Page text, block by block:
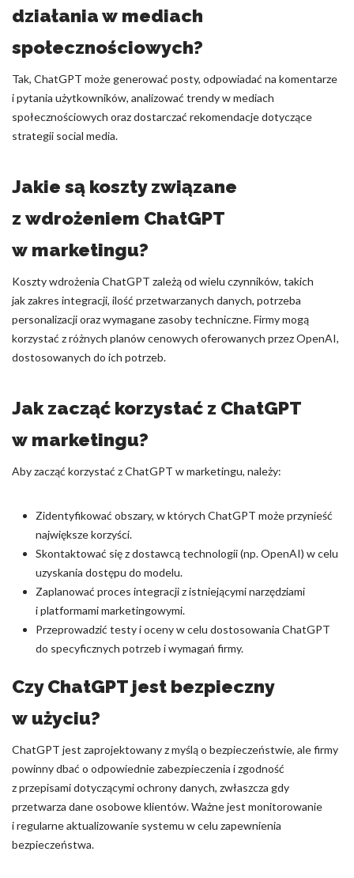
działania w mediach
społecznościowych?
Tak, ChatGPT może generować posty, odpowiadać na komentarze
i pytania użytkowników, analizować trendy w mediach
społecznościowych oraz dostarczać rekomendacje dotyczące
strategii social media.
Jakie są koszty związane
z wdrożeniem ChatGPT
w marketingu?
Koszty wdrożenia ChatGPT zależą od wielu czynników, takich
jak zakres integracji, ilość przetwarzanych danych, potrzeba
personalizacji oraz wymagane zasoby techniczne. Firmy mogą
korzystać z różnych planów cenowych oferowanych przez OpenAI,
dostosowanych do ich potrzeb.
Jak zacząć korzystać z ChatGPT
w marketingu?
Aby zacząć korzystać z ChatGPT w marketingu, należy:
Zidentyfikować obszary, w których ChatGPT może przynieść
największe korzyści.
Skontaktować się z dostawcą technologii (np. OpenAI) w celu
uzyskania dostępu do modelu.
Zaplanować proces integracji z istniejącymi narzędziami
i platformami marketingowymi.
Przeprowadzić testy i oceny w celu dostosowania ChatGPT
do specyficznych potrzeb i wymagań firmy.
Czy ChatGPT jest bezpieczny
w użyciu?
ChatGPT jest zaprojektowany z myślą o bezpieczeństwie, ale firmy
powinny dbać o odpowiednie zabezpieczenia i zgodność
z przepisami dotyczącymi ochrony danych, zwłaszcza gdy
przetwarza dane osobowe klientów. Ważne jest monitorowanie
i regularne aktualizowanie systemu w celu zapewnienia
bezpieczeństwa.